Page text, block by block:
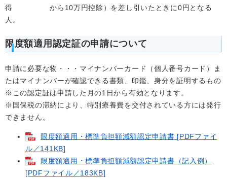
得 から10万円控除）を差し引いたときに0円となる
人。
限度額適用認定証の申請について
申請に必要な物・・・マイナンバーカード（個人番号カード）ま
たはマイナンバーが確認できる書類、印鑑、身分を証明するもの
※この認定証は申請した月の1日から有効となります。
※国保税の滞納により、特別療養費を交付されている方には発行
できません。
限度額適用・標準負担額減額認定申請書 [PDFファイ
ル／141KB]
限度額適用・標準負担額減額認定申請書（記入例）
[PDFファイル／183KB]